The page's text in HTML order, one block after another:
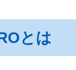
とは